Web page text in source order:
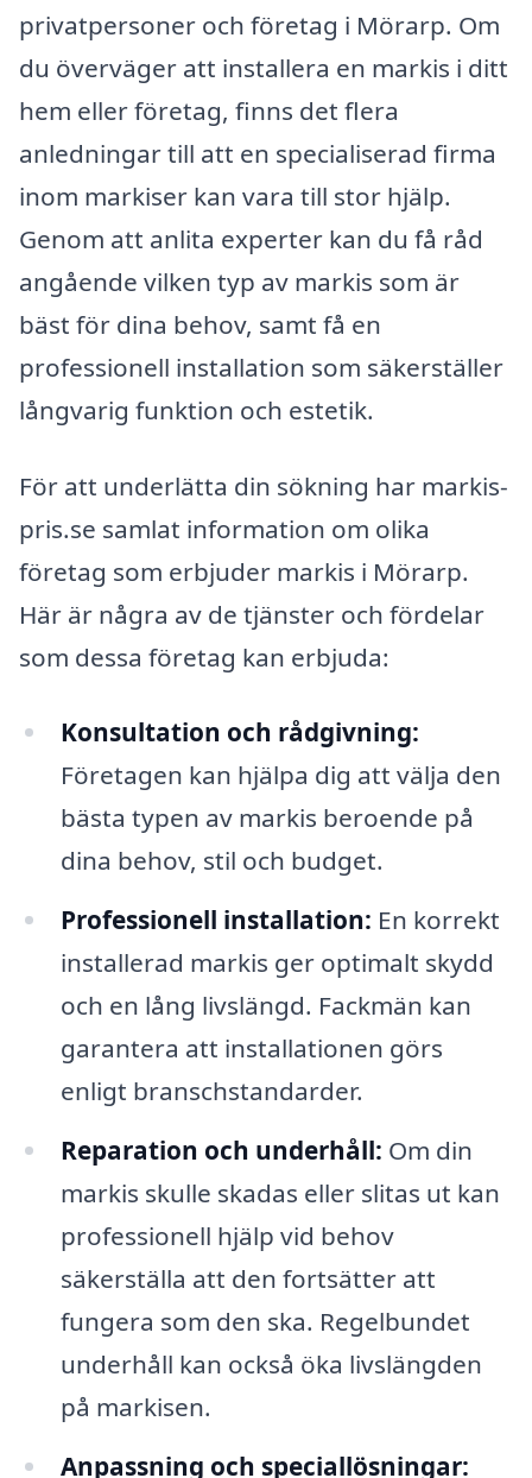
privatpersoner och företag i Mörarp. Om
du överväger att installera en markis i ditt
hem eller företag, finns det flera
anledningar till att en specialiserad firma
inom markiser kan vara till stor hjälp.
Genom att anlita experter kan du få råd
angående vilken typ av markis som är
bäst för dina behov, samt få en
professionell installation som säkerställer
långvarig funktion och estetik.
För att underlätta din sökning har markis-
pris.se samlat information om olika
företag som erbjuder markis i Mörarp.
Här är några av de tjänster och fördelar
som dessa företag kan erbjuda:
Konsultation och rådgivning:
Företagen kan hjälpa dig att välja den
bästa typen av markis beroende på
dina behov, stil och budget.
Professionell installation: En korrekt
installerad markis ger optimalt skydd
och en lång livslängd. Fackmän kan
garantera att installationen görs
enligt branschstandarder.
Reparation och underhåll: Om din
markis skulle skadas eller slitas ut kan
professionell hjälp vid behov
säkerställa att den fortsätter att
fungera som den ska. Regelbundet
underhåll kan också öka livslängden
på markisen.
Anpassning och speciallösningar: